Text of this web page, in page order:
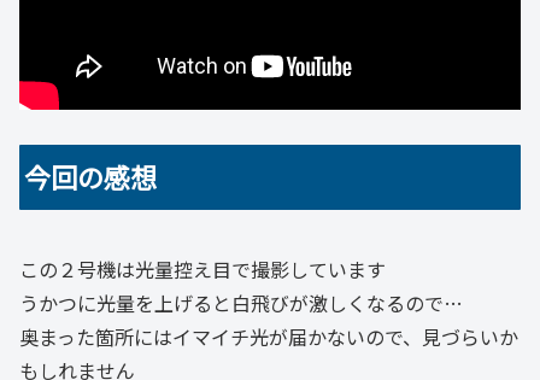
今回の感想
この２号機は光量控え目で撮影しています
うかつに光量を上げると白飛びが激しくなるので…
奥まった箇所にはイマイチ光が届かないので、見づらいか
もしれません